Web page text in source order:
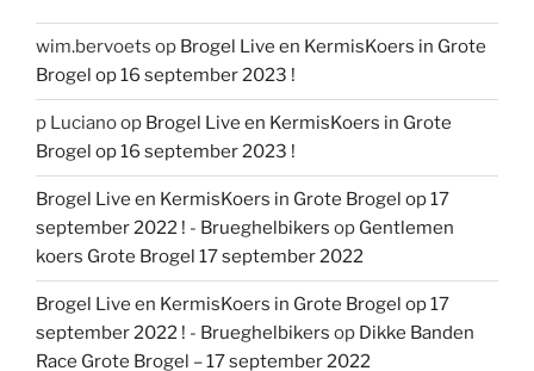
wim.bervoets op Brogel Live en KermisKoers in Grote
Brogel op 16 september 2023 !
p Lucianoop Brogel Live en KermisKoers in Grote
Brogel op 16 september 2023 !
Brogel Live en KermisKoers in Grote Brogel op 17
september 2022 ! - Brueghelbikers op Gentlemen
koers Grote Brogel 17 september 2022
Brogel Live en KermisKoers in Grote Brogel op 17
september 2022 ! - Brueghelbikers op Dikke Banden
Race Grote Brogel – 17 september 2022